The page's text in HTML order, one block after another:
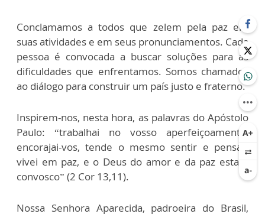
Conclamamos a todos que zelem pela paz em
suas atividades e em seus pronunciamentos. Cada
pessoa é convocada a buscar soluções para as
dificuldades que enfrentamos. Somos chamados
ao diálogo para construir um país justo e fraterno.
Inspirem-nos, nesta hora, as palavras do Apóstolo
Paulo: “trabalhai no vosso aperfeiçoamento,
encorajai-vos, tende o mesmo sentir e pensar,
vivei em paz, e o Deus do amor e da paz estará
convosco” (2 Cor 13,11).
Nossa Senhora Aparecida, padroeira do Brasil,